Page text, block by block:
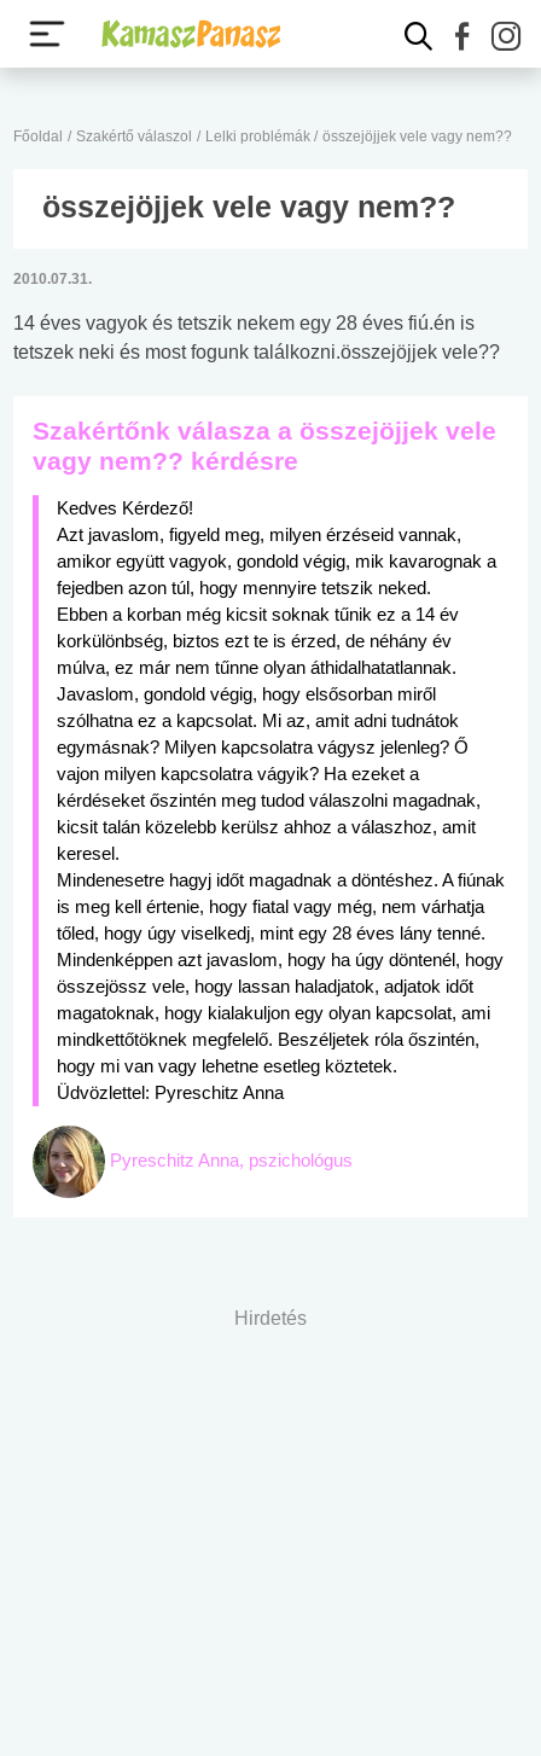
Főoldal / Szakértő válaszol / Lelki problémák / összejöjjek vele vagy nem??
összejöjjek vele vagy nem??
2010.07.31.
14 éves vagyok és tetszik nekem egy 28 éves fiú.én is
tetszek neki és most fogunk találkozni.összejöjjek vele??
Szakértőnk válasza a összejöjjek vele
vagy nem?? kérdésre
Kedves Kérdező!
Azt javaslom, figyeld meg, milyen érzéseid vannak,
amikor együtt vagyok, gondold végig, mik kavarognak a
fejedben azon túl, hogy mennyire tetszik neked.
Ebben a korban még kicsit soknak tűnik ez a 14 év
korkülönbség, biztos ezt te is érzed, de néhány év
múlva, ez már nem tűnne olyan áthidalhatatlannak.
Javaslom, gondold végig, hogy elsősorban miről
szólhatna ez a kapcsolat. Mi az, amit adni tudnátok
egymásnak? Milyen kapcsolatra vágysz jelenleg? Ő
vajon milyen kapcsolatra vágyik? Ha ezeket a
kérdéseket őszintén meg tudod válaszolni magadnak,
kicsit talán közelebb kerülsz ahhoz a válaszhoz, amit
keresel.
Mindenesetre hagyj időt magadnak a döntéshez. A fiúnak
is meg kell értenie, hogy fiatal vagy még, nem várhatja
tőled, hogy úgy viselkedj, mint egy 28 éves lány tenné.
Mindenképpen azt javaslom, hogy ha úgy döntenél, hogy
összejössz vele, hogy lassan haladjatok, adjatok időt
magatoknak, hogy kialakuljon egy olyan kapcsolat, ami
mindkettőtöknek megfelelő. Beszéljetek róla őszintén,
hogy mi van vagy lehetne esetleg köztetek.
Üdvözlettel: Pyreschitz Anna
Pyreschitz Anna, pszichológus
Hirdetés